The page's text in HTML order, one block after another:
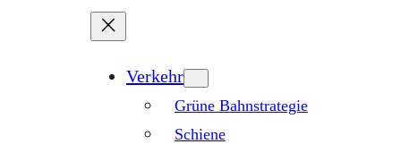
Verkehr
Grüne Bahnstrategie
Schiene